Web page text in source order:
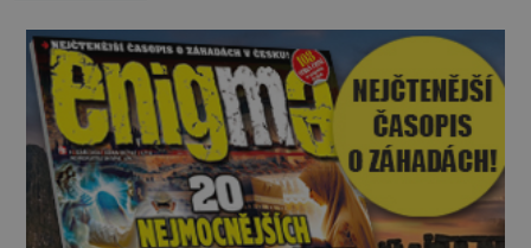
pouhých několik minut od tohoto parkoviště,“
zeptá se suverénně jeden z nich. P